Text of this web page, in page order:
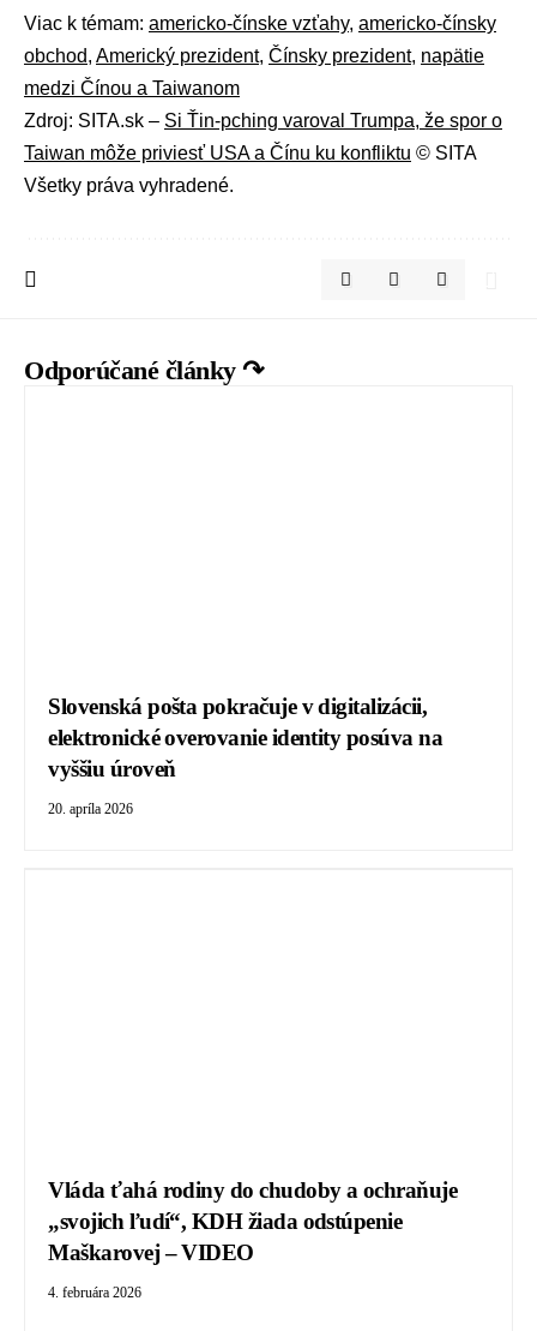
Viac k témam: americko-čínske vzťahy, americko-čínsky
obchod, Americký prezident, Čínsky prezident, napätie
medzi Čínou a Taiwanom
Zdroj: SITA.sk – Si Ťin-pching varoval Trumpa, že spor o
Taiwan môže priviesť USA a Čínu ku konfliktu © SITA
Všetky práva vyhradené.
Odporúčané články ↷
Slovenská pošta pokračuje v digitalizácii,
elektronické overovanie identity posúva na
vyššiu úroveň
20. apríla 2026
Vláda ťahá rodiny do chudoby a ochraňuje
„svojich ľudí“, KDH žiada odstúpenie
Maškarovej – VIDEO
4. februára 2026